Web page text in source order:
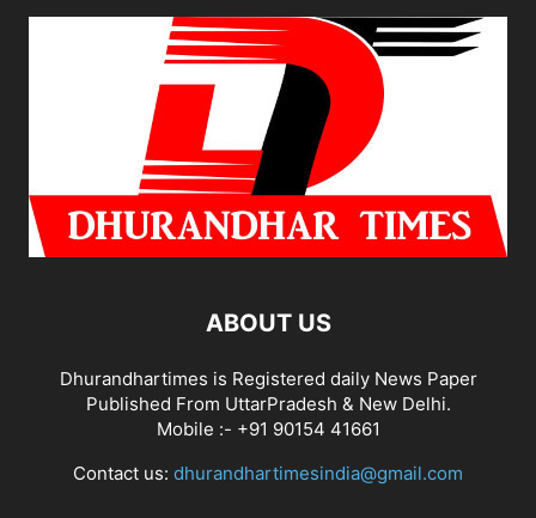
ABOUT US
Dhurandhartimes is Registered daily News Paper
Published From UttarPradesh & New Delhi.
Mobile :- +91 90154 41661
Contact us: dhurandhartimesindia@gmail.com